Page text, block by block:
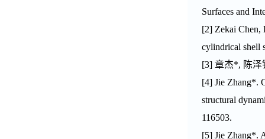
Surfaces and
[2] Zekai Chen,
cylindrical shell
[3] 章杰*, 陈泽
[4] Jie Zhang*.
structural
116503.
[5] Jie Zhang*.